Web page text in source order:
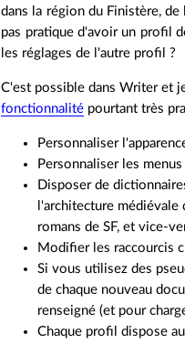
dans la région du Finistère,
pas pratique d'avoir un profil
les réglages de l'autre profil ?
C'est possible dans Writer et
fonctionnalité pourtant très
Personnaliser
Personnaliser les
Disposer de
l'architecture
romans de SF, et vice-
Modifier les raccourcis
Si vous utilisez des
de chaque nouveau
renseigné (et pour
Chaque profil dispose